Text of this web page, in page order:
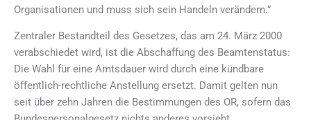
Organisationen und muss sich sein Handeln verändern.”
Zentraler Bestandteil des Gesetzes, das am 24. März 2000
verabschiedet wird, ist die Abschaffung des Beamtenstatus:
Die Wahl für eine Amtsdauer wird durch eine kündbare
öffentlich-rechtliche Anstellung ersetzt. Damit gelten nun
seit über zehn Jahren die Bestimmungen des OR, sofern das